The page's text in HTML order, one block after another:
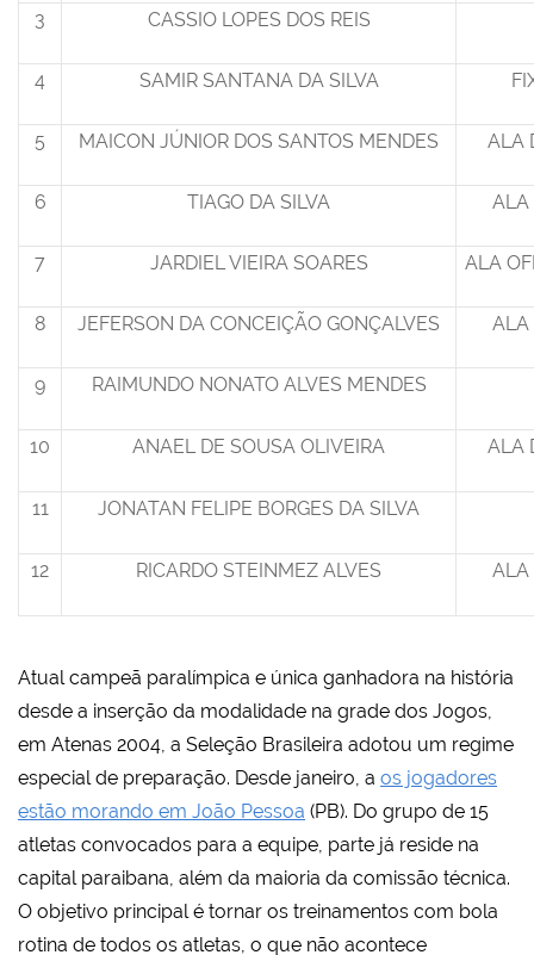
3 CASSIO LOPES DOS REIS
4 SAMIR SANTANA DA SILVA
5 MAICON JÚNIOR DOS SANTOS MENDES ALA
6 TIAGO DA SILVA ALA
7 JARDIEL VIEIRA SOARES ALA
8 JEFERSON DA CONCEIÇÃO GONÇALVES ALA
9 RAIMUNDO NONATO ALVES MENDES
10 ANAEL DE SOUSA OLIVEIRA ALA
11 JONATAN FELIPE BORGES DA SILVA
12 RICARDO STEINMEZ ALVES ALA
Atual campeã paralímpica e única ganhadora na história
desde a inserção da modalidade na grade dos Jogos,
em Atenas 2004, a Seleção Brasileira adotou um regime
especial de preparação. Desde janeiro, a os jogadores
estão morando em João Pessoa (PB). Do grupo de 15
atletas convocados para a equipe, parte já reside na
capital paraibana, além da maioria da comissão técnica.
O objetivo principal é tornar os treinamentos com bola
rotina de todos os atletas, o que não acontece